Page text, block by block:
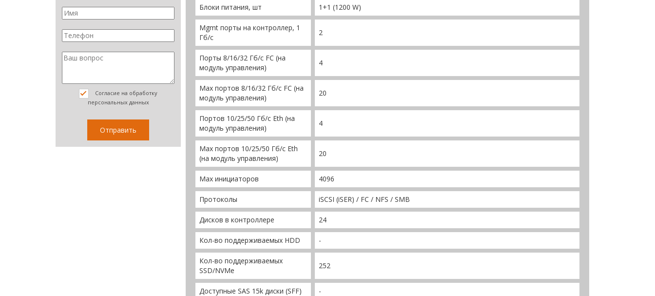
Согласие на обработку
персональных данных
Блоки питания, шт 1+1 (1200 W)
Mgmt порты на контроллер, 1
Гб/c
2
Порты 8/16/32 Гб/c FС (на
модуль управления)
4
Max портов 8/16/32 Гб/c FС (на
модуль управления)
20
Портов 10/25/50 Гб/с Eth (на
модуль управления)
4
Max портов 10/25/50 Гб/с Eth
(на модуль управления)
20
Max инициаторов 4096
Протоколы iSCSI (iSER) / FC / NFS / SMB
Дисков в контроллере 24
Кол-во поддерживаемых HDD -
Кол-во поддерживаемых
SSD/NVMe
252
Доступные SAS 15k диски (SFF) -